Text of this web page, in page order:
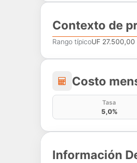
Contexto de
Rango típicoUF
Costo
Costo
Tasa
5,0%
Información